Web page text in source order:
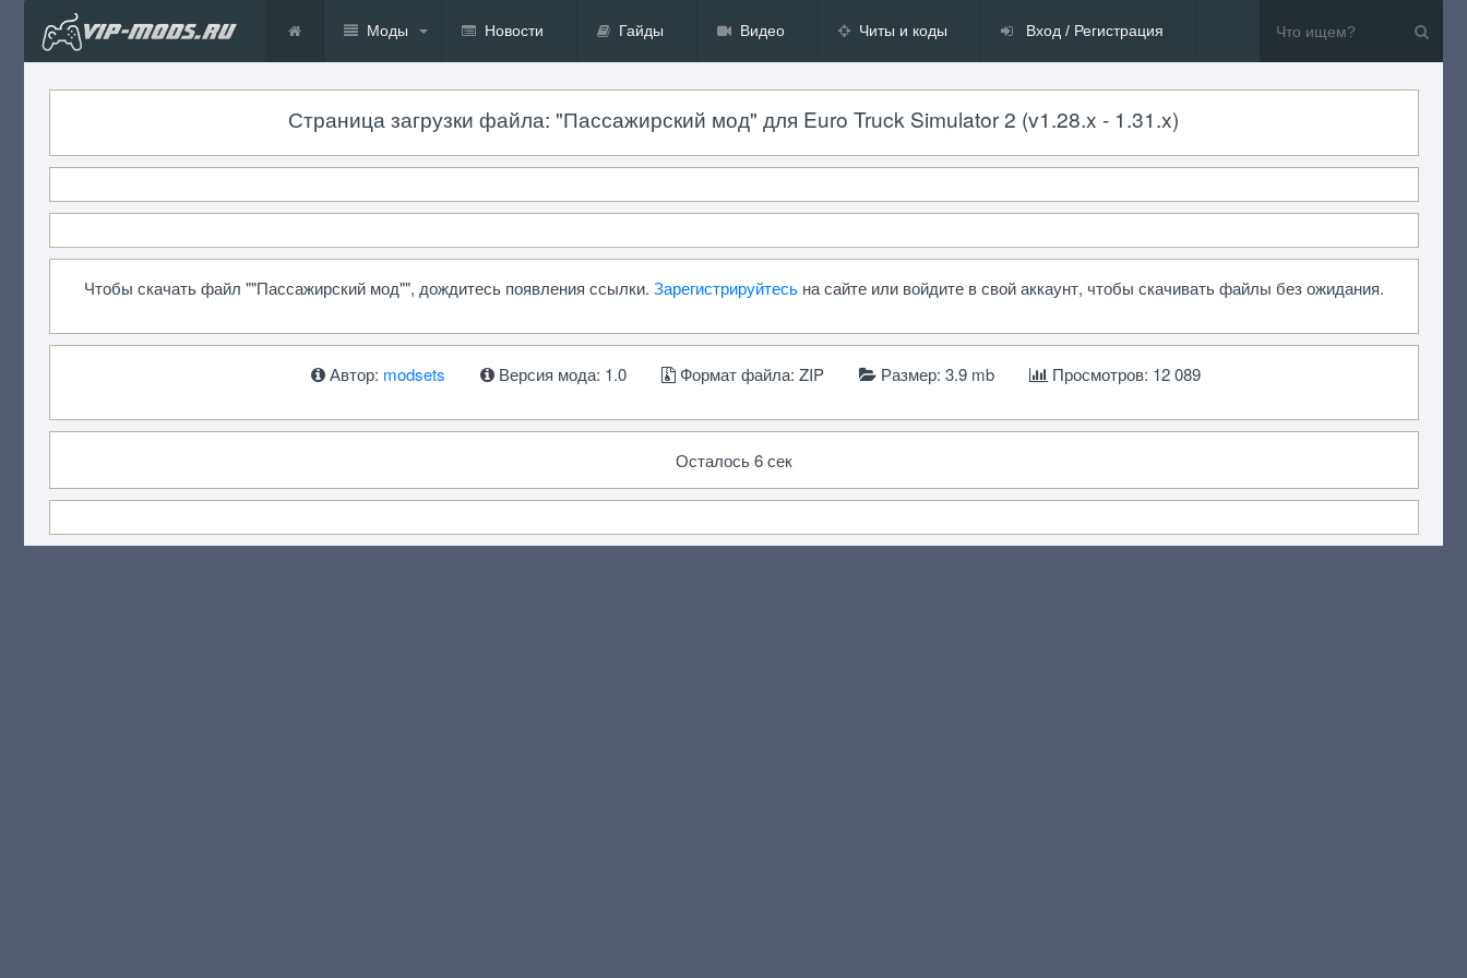
Моды Новости Гайды Видео Читы и коды Вход / Регистрация
Страница загрузки файла: "Пассажирский мод" для Euro Truck Simulator 2 (v1.28.x - 1.31.x)
Чтобы скачать файл ""Пассажирский мод"", дождитесь появления ссылки. Зарегистрируйтесьна сайте или войдите в свой аккаунт, чтобы скачивать файлы без ожидания.
Автор: modsets Версия мода: 1.0 Формат файла: ZIP Размер: 3.9 mb Просмотров: 12 089
Осталось 6 сек